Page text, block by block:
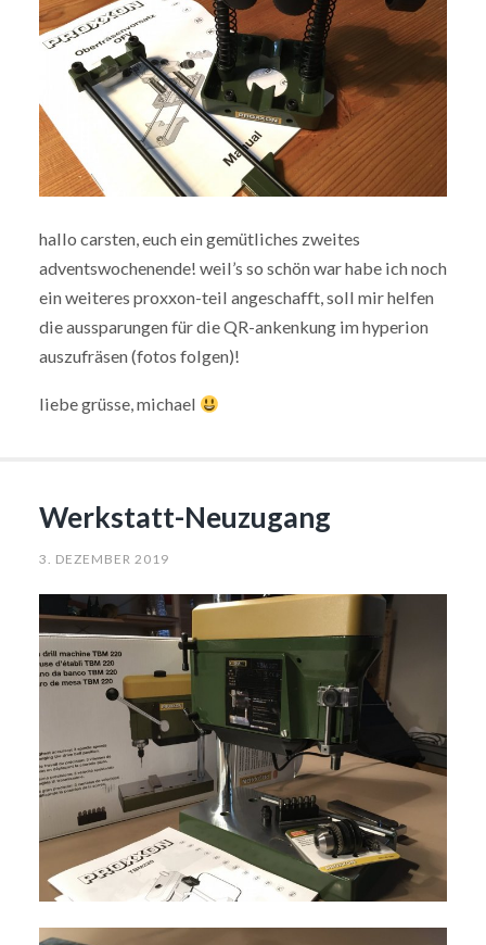
hallo carsten, euch ein gemütliches zweites
adventswochenende! weil’s so schön war habe ich noch
ein weiteres proxxon-teil angeschafft, soll mir helfen
die aussparungen für die QR-ankenkung im hyperion
auszufräsen (fotos folgen)!
liebe grüsse, michael
Werkstatt-Neuzugang
3. DEZEMBER 2019